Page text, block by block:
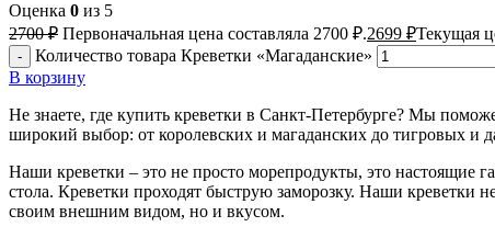
Оценка 0 из 5
2700₽ Первоначальная цена составляла 2700 ₽.2699 ₽Текущая
Количество товара Креветки «Магаданские»
В корзину
Не знаете, где купить креветки в Санкт-Петербурге? Мы
широкий выбор: от королевских и магаданских до тигровых и
Наши креветки – это не просто морепродукты, это настоящие
стола. Креветки проходят быструю заморозку. Наши креветки
своим внешним видом, но и вкусом.